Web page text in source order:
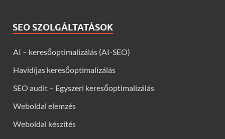
SEO SZOLGÁLTATÁSOK
AI – keresőoptimalizálás (AI-SEO)
Havidíjas keresőoptimalizálás
SEO audit – Egyszeri keresőoptimalizálás
Weboldal elemzés
Weboldal készítés